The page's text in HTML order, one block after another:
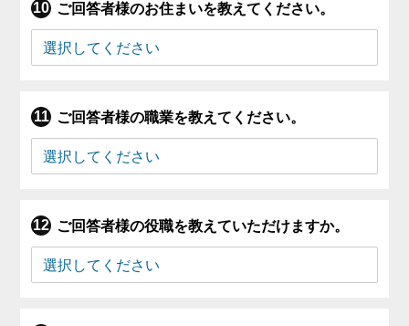
ご回答者様のお住まいを教えてください。
ご回答者様の職業を教えてください。
ご回答者様の役職を教えていただけますか。